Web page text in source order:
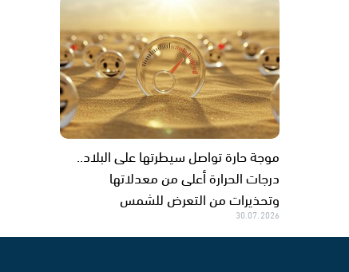
موجة حارة تواصل سيطرتها على البلاد..
درجات الحرارة أعلى من معدلاتها
وتحذيرات من التعرض للشمس
30.07.2026